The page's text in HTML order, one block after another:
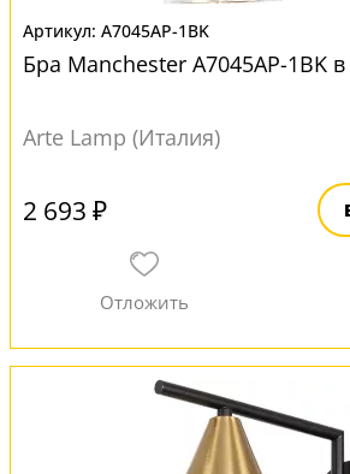
A7045AP-1BK
Бра Manchester A7045AP-1BK
Arte Lamp (Италия)
2 693 ₽